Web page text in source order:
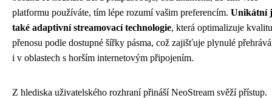
platformu používáte, tím lépe rozumí vašim preferencím. Unikátní
také adaptivní streamovací technologie, která optimalizuje kvalitu
přenosu podle dostupné šířky pásma, což zajišťuje plynulé
i v oblastech s horším internetovým připojením.
Z hlediska uživatelského rozhraní přináší NeoStream svěží přístup.